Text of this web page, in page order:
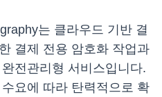
는 클라우드 기반 결
결제 전용 암호화 작업과
전관리형 서비스입니다.
요에 따라 탄력적으로 확